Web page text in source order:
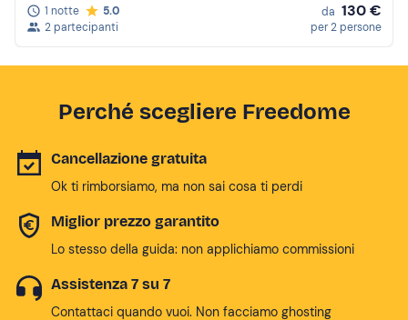
1 notte
5.0
2 partecipanti
da 130 €
per 2 persone
Perché scegliere Freedome
Cancellazione gratuita
Ok ti rimborsiamo, ma non sai cosa ti perdi
Miglior prezzo garantito
Lo stesso della guida: non applichiamo commissioni
Assistenza 7 su 7
Contattaci quando vuoi. Non facciamo ghosting